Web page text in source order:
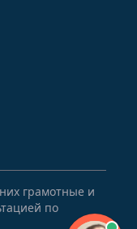
грамотные и
по